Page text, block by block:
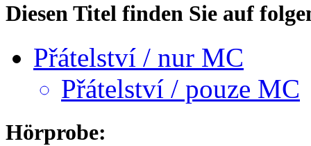
Diesen Titel finden Sie auf
Přátelství / nur MC
Přátelství / pouze MC
Hörprobe: